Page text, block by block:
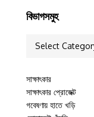
বিভাগসমুহ
সাক্ষাৎকার
সাক্ষাৎকার প্রোজেক্ট
গবেষণায় হাতে খড়ি